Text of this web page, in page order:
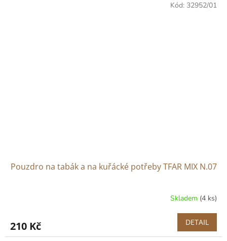
Pouzdro na tabák a na kuřácké potřeby TFAR MIX N.07
Skladem (4 ks)
210 Kč DETAIL
Kód: 32952/01